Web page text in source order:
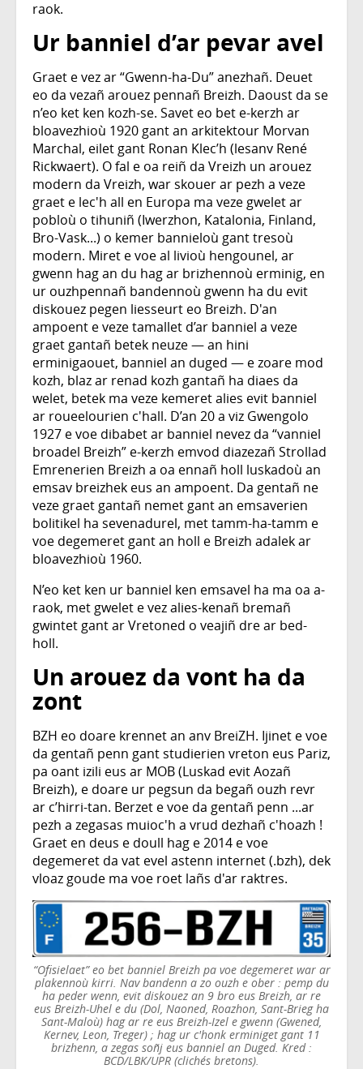
raok.
Ur banniel d’ar pevar avel
Graet e vez ar “Gwenn-ha-Du” anezhañ. Deuet
eo da vezañ arouez pennañ Breizh. Daoust da se
n’eo ket ken kozh-se. Savet eo bet e-kerzh ar
bloavezhioù 1920 gant an arkitektour Morvan
Marchal, eilet gant Ronan Klec’h (lesanv René
Rickwaert). O fal e oa reiñ da Vreizh un arouez
modern da Vreizh, war skouer ar pezh a veze
graet e lec'h all en Europa ma veze gwelet ar
pobloù o tihuniñ (Iwerzhon, Katalonia, Finland,
Bro-Vask...) o kemer bannieloù gant tresoù
modern. Miret e voe al livioù hengounel, ar
gwenn hag an du hag ar brizhennoù erminig, en
ur ouzhpennañ bandennoù gwenn ha du evit
diskouez pegen liesseurt eo Breizh. D'an
ampoent e veze tamallet d’ar banniel a veze
graet gantañ betek neuze — an hini
erminigaouet, banniel an duged — e zoare mod
kozh, blaz ar renad kozh gantañ ha diaes da
welet, betek ma veze kemeret alies evit banniel
ar roueelourien c'hall. D’an 20 a viz Gwengolo
1927 e voe dibabet ar banniel nevez da “vanniel
broadel Breizh” e-kerzh emvod diazezañ Strollad
Emrenerien Breizh a oa ennañ holl luskadoù an
emsav breizhek eus an ampoent. Da gentañ ne
veze graet gantañ nemet gant an emsaverien
bolitikel ha sevenadurel, met tamm-ha-tamm e
voe degemeret gant an holl e Breizh adalek ar
bloavezhioù 1960.
N’eo ket ken ur banniel ken emsavel ha ma oa a-
raok, met gwelet e vez alies-kenañ bremañ
gwintet gant ar Vretoned o veajiñ dre ar bed-
holl.
Un arouez da vont ha da
zont
BZH eo doare krennet an anv BreiZH. Ijinet e voe
da gentañ penn gant studierien vreton eus Pariz,
pa oant izili eus ar MOB (Luskad evit Aozañ
Breizh), e doare ur pegsun da begañ ouzh revr
ar c’hirri-tan. Berzet e voe da gentañ penn ...ar
pezh a zegasas muioc'h a vrud dezhañ c'hoazh !
Graet en deus e doull hag e 2014 e voe
degemeret da vat evel astenn internet (.bzh), dek
vloaz goude ma voe roet lañs d'ar raktres.
“Ofisielaet” eo bet banniel Breizh pa voe degemeret war ar
plakennoù kirri. Nav bandenn a zo ouzh e ober : pemp du
ha peder wenn, evit diskouez an 9 bro eus Breizh, ar re
eus Breizh-Uhel e du (Dol, Naoned, Roazhon, Sant-Brieg ha
Sant-Maloù) hag ar re eus Breizh-Izel e gwenn (Gwened,
Kernev, Leon, Treger) ; hag ur c'honk erminiget gant 11
brizhenn, a zegas soñj eus banniel an Duged. Kred :
BCD/LBK/UPR (clichés bretons).